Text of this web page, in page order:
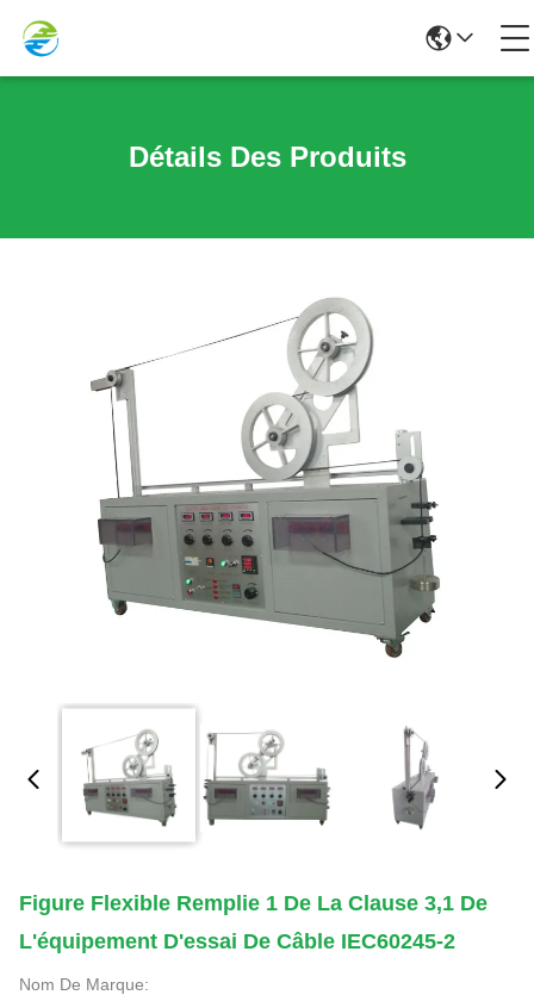
Détails Des Produits
Figure Flexible Remplie 1 De La Clause 3,1 De
L'équipement D'essai De Câble IEC60245-2
Nom De Marque: